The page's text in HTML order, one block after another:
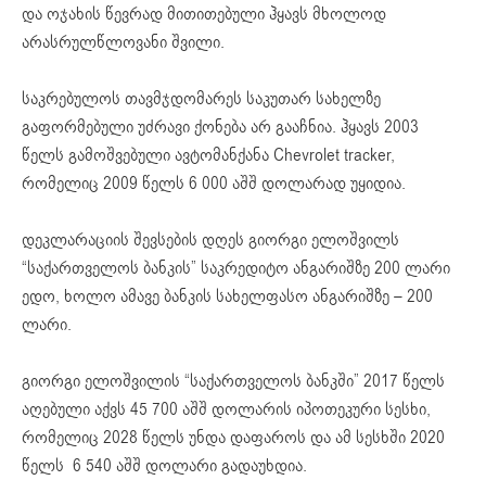
და ოჯახის წევრად მითითებული ჰყავს მხოლოდ
არასრულწლოვანი შვილი.
საკრებულოს თავმჯდომარეს საკუთარ სახელზე
გაფორმებული უძრავი ქონება არ გააჩნია. ჰყავს 2003
წელს გამოშვებული ავტომანქანა Chevrolet tracker,
რომელიც 2009 წელს 6 000 აშშ დოლარად უყიდია.
დეკლარაციის შევსების დღეს გიორგი ელოშვილს
“საქართველოს ბანკის” საკრედიტო ანგარიშზე 200 ლარი
ედო, ხოლო ამავე ბანკის სახელფასო ანგარიშზე – 200
ლარი.
გიორგი ელოშვილის “საქართველოს ბანკში” 2017 წელს
აღებული აქვს 45 700 აშშ დოლარის იპოთეკური სესხი,
რომელიც 2028 წელს უნდა დაფაროს და ამ სესხში 2020
წელს 6 540 აშშ დოლარი გადაუხდია.